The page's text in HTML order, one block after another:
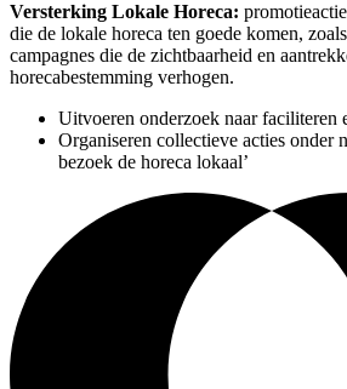
Versterking Lokale Horeca:
die de lokale horeca ten goede komen,
campagnes die de zichtbaarheid en
horecabestemming verhogen.
Uitvoeren onderzoek naar faciliteren
Organiseren collectieve acties onder
bezoek de horeca lokaal’